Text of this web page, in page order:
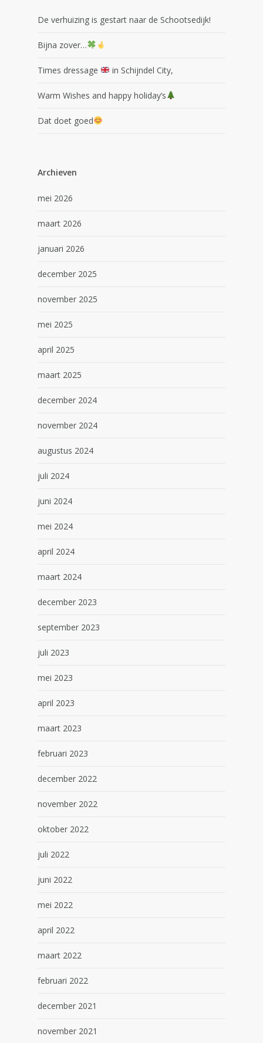
De verhuizing is gestart naar de Schootsedijk!
Bijna zover…
Times dressage in Schijndel City,
Warm Wishes and happy holiday’s
Dat doet goed
Archieven
mei 2026
maart 2026
januari 2026
december 2025
november 2025
mei 2025
april 2025
maart 2025
december 2024
november 2024
augustus 2024
juli 2024
juni 2024
mei 2024
april 2024
maart 2024
december 2023
september 2023
juli 2023
mei 2023
april 2023
maart 2023
februari 2023
december 2022
november 2022
oktober 2022
juli 2022
juni 2022
mei 2022
april 2022
maart 2022
februari 2022
december 2021
november 2021